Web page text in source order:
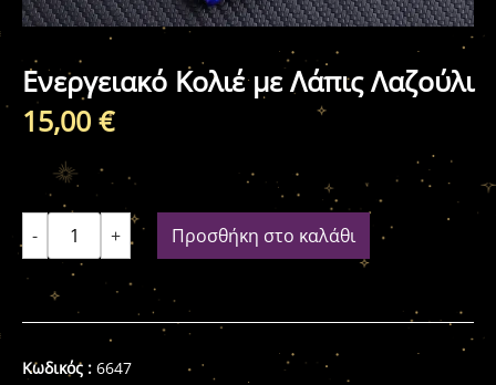
Ενεργειακό Κολιέ με Λάπις Λαζούλι
15,00 €
- + Προσθήκη στο καλάθι
Κωδικός : 6647